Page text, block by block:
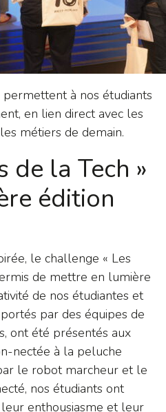
à nos étudiants
en lien direct avec les
métiers de demain.
de la Tech »
édition
le challenge « Les
de mettre en lumière
de nos étudiantes et
par des équipes de
ont été présentés aux
nectée à la peluche
le robot marcheur et le
nos étudiants ont
enthousiasme et leur